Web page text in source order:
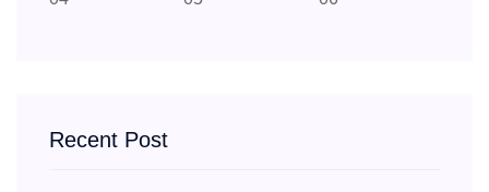
Recent Post